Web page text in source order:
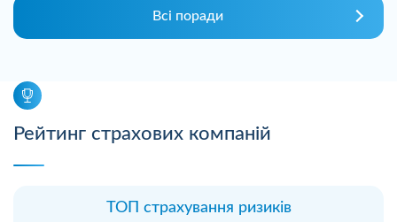
Всі поради
Рейтинг страхових компаній
ТОП страхування ризиків